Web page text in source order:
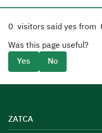
0 visitors said yes from
Was this page useful?
Yes
No
ZATCA